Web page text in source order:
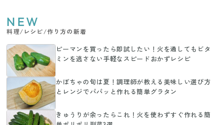
NEW
料理/レシピ/作り方の新着
ピーマンを買ったら即試したい！火を通してもビタ
ミンを逃さない手軽なスピードおかずレシピ
かぼちゃの旬は夏！調理師が教える美味しい選び方
とレンジでパパッと作れる簡単グラタン
きゅうりが余ったらこれ！火を使わずすぐ作れる簡